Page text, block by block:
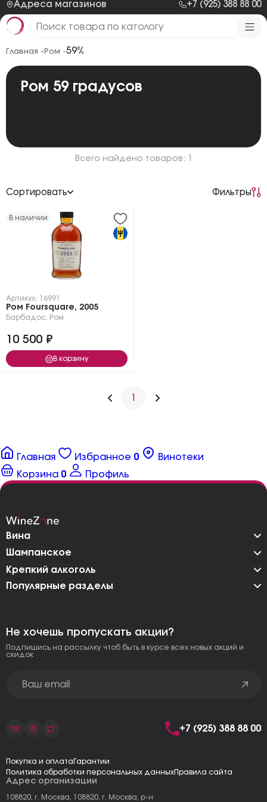
Адреса магазинов +7 (925) 388 88 00
Главная - Ром -59%
Ром 59 градусов
Всего найдено товаров: 1
Сортировать Фильтры
В наличии
Артикул: 16991
Ром Foursquare, 2005
Барбадос Ром
10 500 ₽
В корзину
1
Главная Избранное 0
Винотеки
Корзина 0 Профиль
Вина
Шампанское
Крепкий алкоголь
Популярные разделы
Адрес организации
108820, г. Москва, 108820, г. Москва, р-н
Не хочешь пропускать акции?
Подпишись на рассылку чтоб быть в курсе всех новых акций и
скидок
+7 (925) 388 88 00
Покупка и оплата Гарантии
Политика обработки персональных данныхПравила сайта